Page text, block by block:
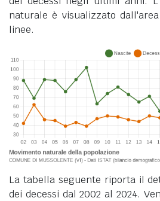
naturale è visualizzato
linee.
La tabella seguente riporta il
dei decessi dal 2002 al 2024.